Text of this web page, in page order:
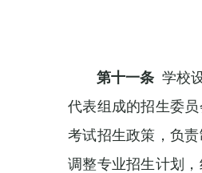
第十一条 学校
代表组成的招生委
考试招生政策，负
调整专业招生计划